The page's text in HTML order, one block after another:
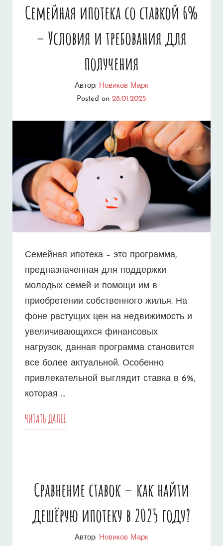
АКТУАЛЬНЫЕ
ПРОЦЕНТЫ
УСЛОВИЯ
ГОДУ
Семейная ипотека со ставкой 6%
– Условия и требования для
получения
Автор: Новиков Марк
Posted on 28.01.2025
Семейная ипотека – это программа,
предназначенная для поддержки
молодых семей и помощи им в
приобретении собственного жилья. На
фоне растущих цен на недвижимость и
увеличивающихся финансовых
нагрузок, данная программа становится
все более актуальной. Особенно
привлекательной выглядит ставка в 6%,
которая …
ЧИТАТЬ ДАЛЕЕ
6%
–
УСЛОВИЯ
Сравнение ставок – как найти
дешёрую ипотеку в 2025 году?
Автор: Новиков Марк